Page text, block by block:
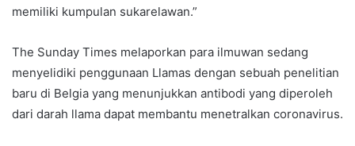
memiliki kumpulan sukarelawan.”
The Sunday Times melaporkan para ilmuwan sedang
menyelidiki penggunaan Llamas dengan sebuah penelitian
baru di Belgia yang menunjukkan antibodi yang diperoleh
dari darah llama dapat membantu menetralkan coronavirus.